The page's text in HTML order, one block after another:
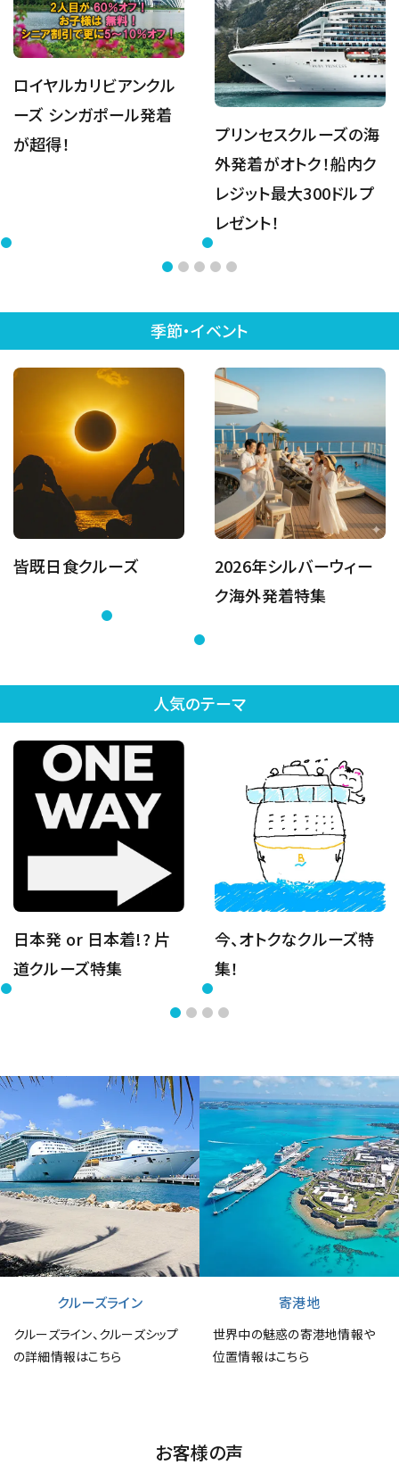
ロイヤルカリビアンクル
ーズ シンガポール発着
が超得！
プリンセスクルーズの海
外発着がオトク！船内ク
レジット最大300ドルプ
レゼント！
季節・イベント
皆既日食クルーズ
2026年シルバーウィー
ク海外発着特集
人気のテーマ
日本発 or 日本着!? 片
道クルーズ特集
今、オトクなクルーズ特
集！
クルーズライン
クルーズライン、クルーズシップ
の詳細情報はこちら
寄港地
世界中の魅惑の寄港地情報や
位置情報はこちら
お客様の声